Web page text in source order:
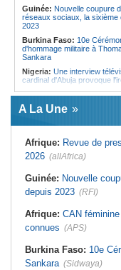
Guinée: Nouvelle coupure
réseaux sociaux, la sixième
2023
Burkina Faso: 10e
d'hommage militaire à
Sankara
Nigeria: Une interview
cardinal d'Abuja provoque
Afrique de l'Ouest:
22 milliards de FCFA en
l'UEMOA
Cote d'Ivoire:Le retour du
parleur «Djidji Ayôkwé»
dimension politique
Guinée:
Le président
doutes concernant son état
santé dans un message
l'assurance pour tous - Le
- Les retards du calendrier
alimentent les soupçons
A La Une
Afrique: Revue de
2026 (allAfrica)
Guinée: Nouvelle
depuis 2023 (RFI)
Afrique: CAN
connues (APS)
Burkina Faso: 10e
Sankara (Sidwaya)